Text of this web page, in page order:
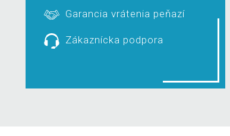
Garancia vrátenia peňazí
Zákaznícka podpora